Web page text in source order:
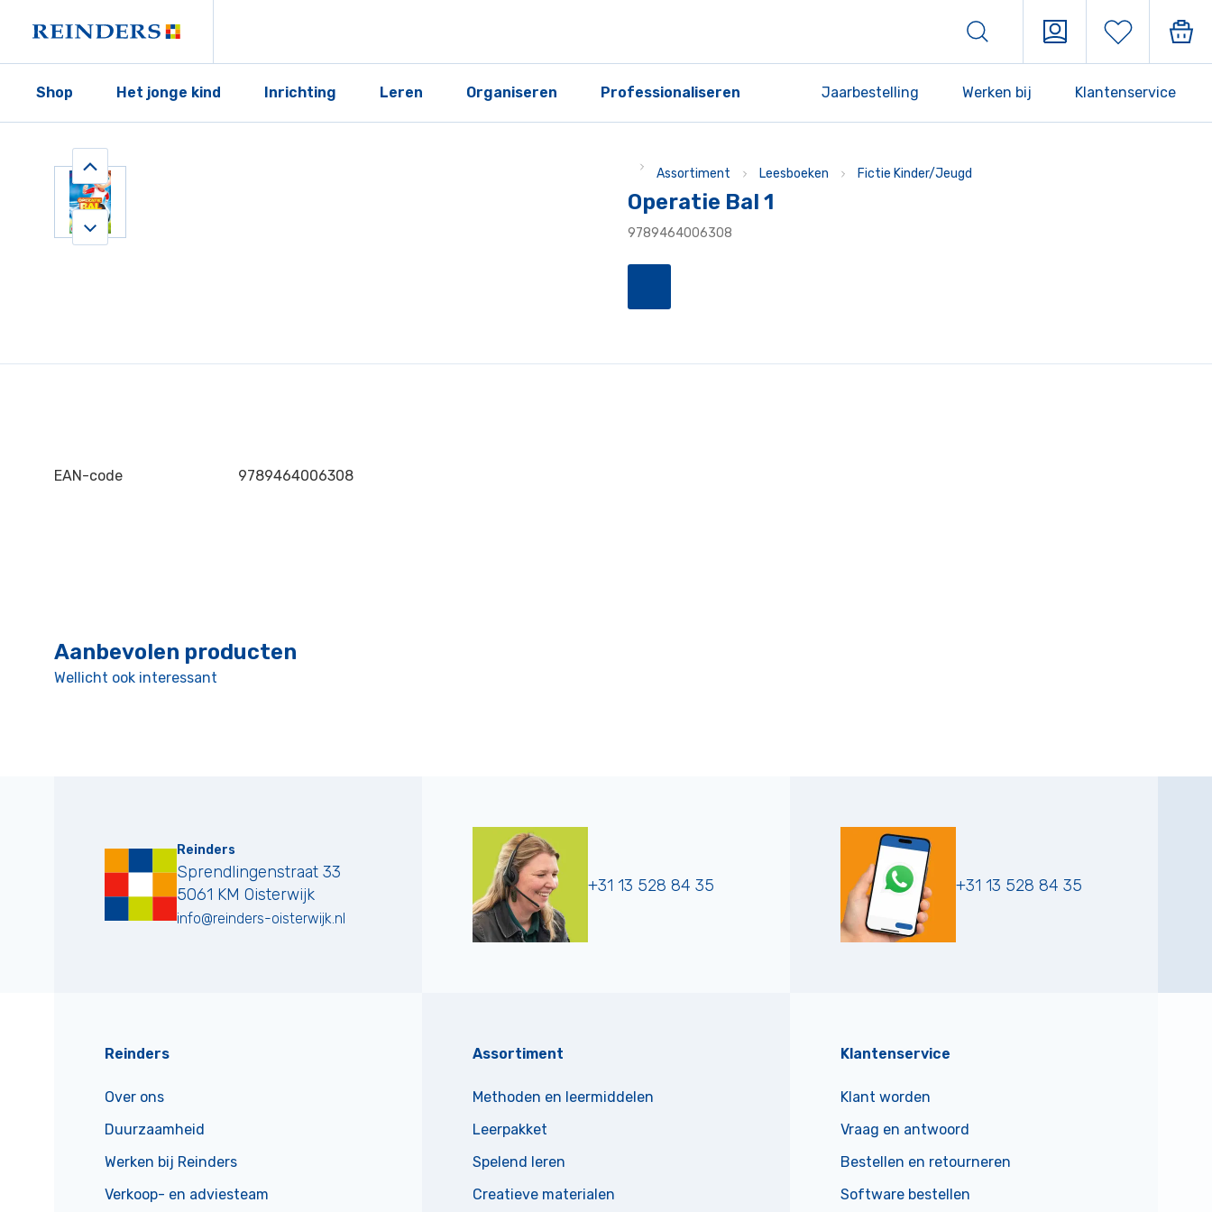
Shop Het jonge kind Inrichting Leren Organiseren Professionaliseren Jaarbestelling Werken bij Klantenservice
Assortiment Leesboeken Fictie Kinder/Jeugd
Operatie Bal 1
9789464006308
EAN-code 9789464006308
Aanbevolen producten
Wellicht ook interessant
Reinders
Sprendlingenstraat 33
5061 KM Oisterwijk
info@reinders-oisterwijk.nl
+31 13 528 84 35 +31 13 528 84 35
Reinders
Over ons
Duurzaamheid
Werken bij Reinders
Verkoop- en adviesteam
Assortiment
Methoden en leermiddelen
Leerpakket
Spelend leren
Creatieve materialen
Klantenservice
Klant worden
Vraag en antwoord
Bestellen en retourneren
Software bestellen